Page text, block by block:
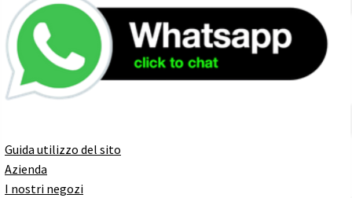
Guida utilizzo del sito
Azienda
I nostri negozi